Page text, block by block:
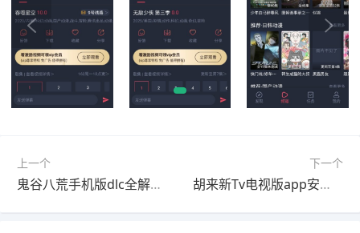
上一个
鬼谷八荒手机版dlc全解锁版
下一个
胡来新Tv电视版app安卓官方版